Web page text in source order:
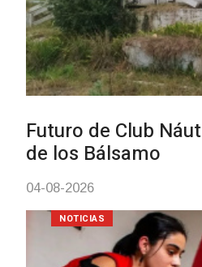
con
mayores
03-08-2026
NOTICIAS